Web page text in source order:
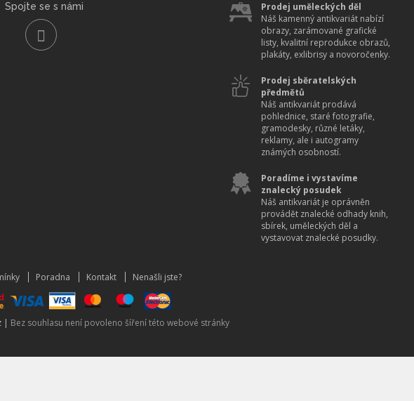
Prodej uměleckých děl
Náš kamenný antikvariát nabízí
obrazy, zarámované grafické
listy, kvalitní reprodukce obrazů,
plakáty, exlibrisy a novoročenky.
Prodej sběratelských
předmětů
Náš antikvariát prodává
pohlednice, staré fotografie,
gramodesky, různé letáky,
reklamy, ale i autogramy
známých osobností.
Poradíme i vystavíme
znalecký posudek
Náš antikvariát je oprávněn
provádět znalecké odhady knih,
sbírek, uměleckých děl a
vystavovat znalecké posudky.
Spojte se s námi
Poradna Kontakt Nenašli jste?
| Bez souhlasu není povoleno šíření této webové stránky